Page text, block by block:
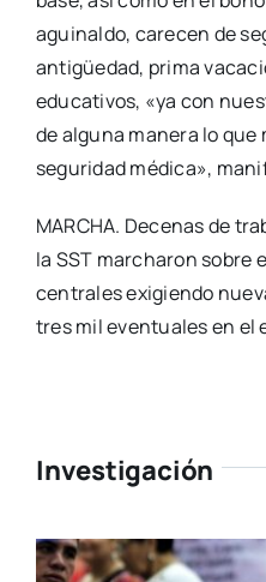
aguinaldo, carecen de
antigüedad, prima
educativos, «ya con
de alguna manera lo que
seguridad médica»,
MARCHA. Decenas de
la SST marcharon sobre
centrales exigiendo
tres mil eventuales en el
Investigación